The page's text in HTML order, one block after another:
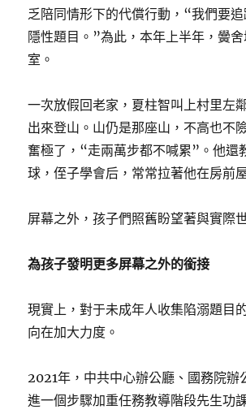
乏陪同情形下的代償行動，“我們要
隱性題目。”為此，本年上半年，黌
室。
一次放假回老家，夏柱智叫上村里左
出來登山。山仍是那座山，不高也不
奮極了，“走兩萬步都不喊累”。他還
球，侄子學會后，常常拉著他在房前
屏幕之外，孩子們照舊盼望著與實際
為孩子發明更多屏幕之外的銜接
現實上，對于未成年人收集陷溺題目
向在加大力度。
2021年，中共中心辦公廳、國務院辦
進一個步驟加重任務教導階段先生功